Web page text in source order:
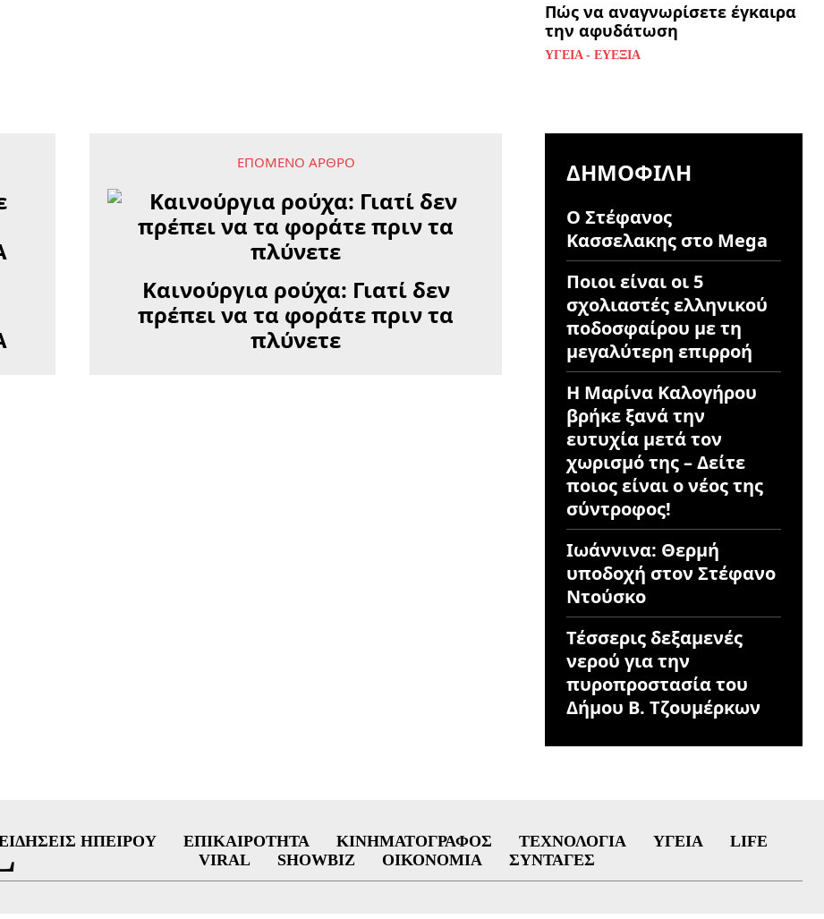
Πώς να αναγνωρίσετε έγκαιρα
την αφυδάτωση
ΥΓΕΊΑ - ΕΥΕΞΊΑ
ΕΠΌΜΕΝΟ ΆΡΘΡΟ
Καινούργια ρούχα: Γιατί δεν
πρέπει να τα φοράτε πριν τα
πλύνετε
ΔΗΜΟΦΙΛΉ
Ο Στέφανος
Κασσελακης στο Mega
Ποιοι είναι οι 5
σχολιαστές ελληνικού
ποδοσφαίρου με τη
μεγαλύτερη επιρροή
Η Μαρίνα Καλογήρου
βρήκε ξανά την
ευτυχία μετά τον
χωρισμό της – Δείτε
ποιος είναι ο νέος της
σύντροφος!
Ιωάννινα: Θερμή
υποδοχή στον Στέφανο
Ντούσκο
Τέσσερις δεξαμενές
νερού για την
πυροπροστασία του
Δήμου Β. Τζουμέρκων
ΗΠΕΊΡΟΥ ΕΠΙΚΑΙΡΌΤΗΤΑ ΚΙΝΗΜΑΤΟΓΡΆΦΟΣ ΤΕΧΝΟΛΟΓΊΑ ΥΓΕΊΑ
LIFE
VIRAL
SHOWBIZ ΟΙΚΟΝΟΜΊΑ ΣΥΝΤΑΓΈΣ